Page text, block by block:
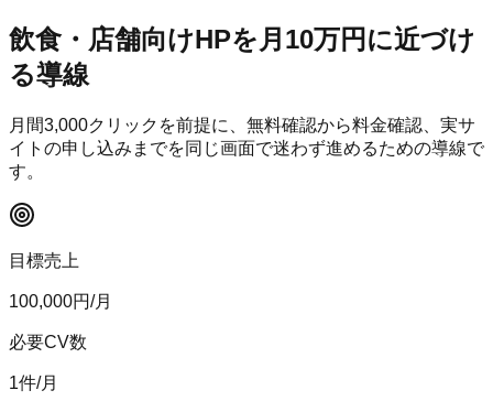
飲食・店舗向けHPを月10万円に近づけ
る導線
月間3,000クリックを前提に、無料確認から料金確認、実サ
イトの申し込みまでを同じ画面で迷わず進めるための導線で
す。
目標売上
100,000円/月
必要CV数
1件/月